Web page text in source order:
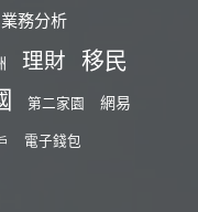
業務分析
理財 移民
第二家園 網易
電子錢包